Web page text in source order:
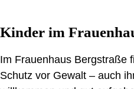
Kinder im
Im Frauenhaus Bergstraße
Schutz vor Gewalt – auch